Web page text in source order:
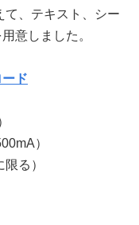
て、テキスト、シー
意しました。
ド
）
る）